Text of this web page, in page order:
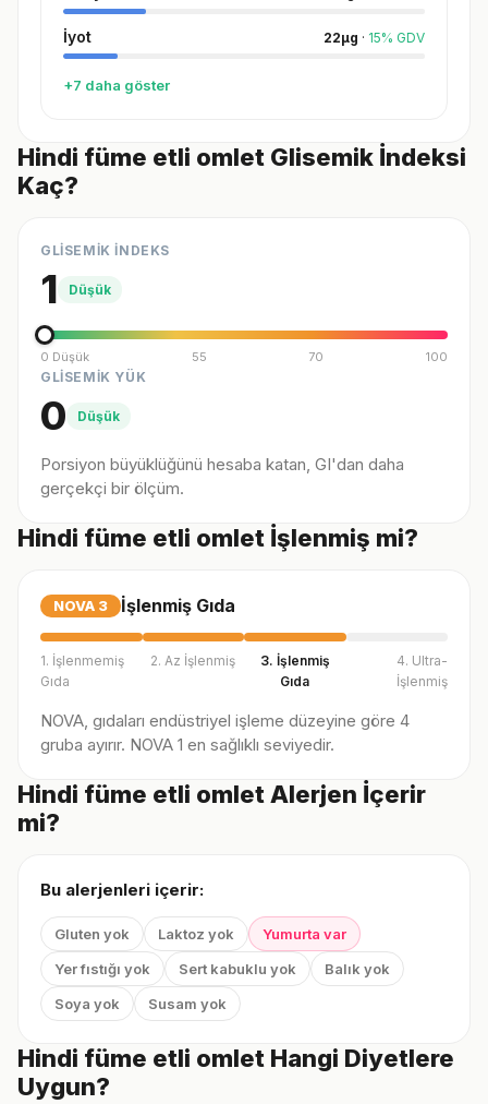
İyot 22µg · 15% GDV
+7 daha göster
Hindi füme etli omlet Glisemik İndeksi
Kaç?
GLİSEMİK İNDEKS
1 Düşük
0 Düşük 55 70 100
GLİSEMİK YÜK
0 Düşük
Porsiyon büyüklüğünü hesaba katan, GI'dan daha
gerçekçi bir ölçüm.
Hindi füme etli omlet İşlenmiş mi?
NOVA 3 İşlenmiş Gıda
1. İşlenmemiş
Gıda
2. Az İşlenmiş
3. İşlenmiş
Gıda
4. Ultra-
İşlenmiş
NOVA, gıdaları endüstriyel işleme düzeyine göre 4
gruba ayırır. NOVA 1 en sağlıklı seviyedir.
Hindi füme etli omlet Alerjen İçerir
mi?
Bu alerjenleri içerir:
Gluten yok Laktoz yok
Yumurta var
Yer fıstığı yok
Sert kabuklu yok
Balık yok
Soya yok
Susam yok
Hindi füme etli omlet Hangi Diyetlere
Uygun?